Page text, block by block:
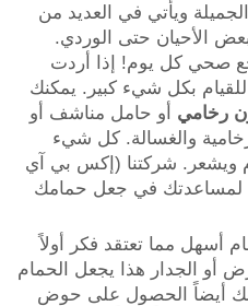
ويأتي في العديد من
بعض الأحيان حتى الوردي.
صحي كل يوم! إذا أردت
للقيام بكل شيء كبير. يمكنك
رخامي
أو حامل مناشف أو
والغسالة. كل شيء
ويشعر. شركتنا (إكس بي آي
لمساعدتك في جعل حمامك
أسهل مما تعتقد فكر أولاً
أو الجدار هذا يجعل الحمام
أيضاً الحصول على حوض